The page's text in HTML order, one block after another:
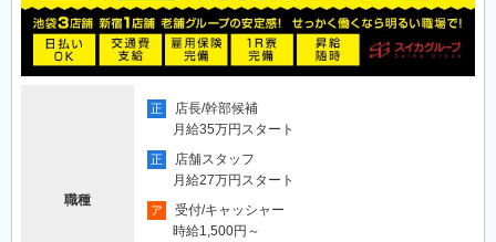
職種
正
店長/幹部候補
月給35万円スタート
正
店舗スタッフ
月給27万円スタート
ア
受付/キャッシャー
時給1,500円～